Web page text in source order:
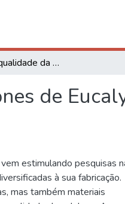
Avaliação da qualidade da madeira de três clones de Eucalyptus, aos cinco anos de idade
de
estimulando pesquisas
à sua fabricação.
mas também materiais